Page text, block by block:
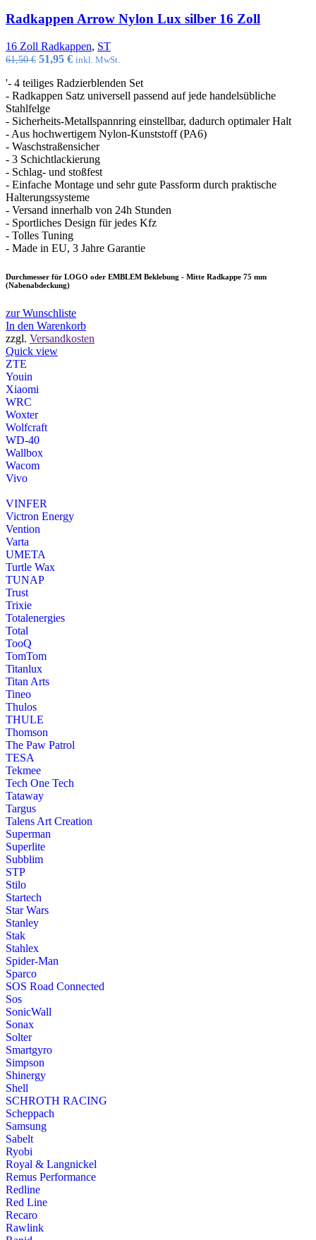
Radkappen Arrow Nylon Lux silber 16 Zoll
16 Zoll Radkappen, ST
61,50€ Ursprünglicher
war:
61,50 €
51,95 €Aktueller
ist:
51,95 €.
inkl. MwSt.
'- 4 teiliges Radzierblenden Set
- Radkappen Satz universell passend auf jede handelsübliche
Stahlfelge
- Sicherheits-Metallspannring einstellbar, dadurch optimaler Halt
- Aus hochwertigem Nylon-Kunststoff (PA6)
- Waschstraßensicher
- 3 Schichtlackierung
- Schlag- und stoßfest
- Einfache Montage und sehr gute Passform durch praktische
Halterungssysteme
- Versand innerhalb von 24h Stunden
- Sportliches Design für jedes Kfz
- Tolles Tuning
- Made in EU, 3 Jahre Garantie
Durchmesser für LOGO oder EMBLEM Beklebung - Mitte Radkappe 75 mm
(Nabenabdeckung)
zur Wunschliste
In den Warenkorb
zzgl. Versandkosten
Quick view
ZTE
Youin
Xiaomi
WRC
Woxter
Wolfcraft
WD-40
Wallbox
Wacom
Vivo
VINFER
Victron Energy
Vention
Varta
UMETA
Turtle Wax
TUNAP
Trust
Trixie
Totalenergies
Total
TooQ
TomTom
Titanlux
Titan Arts
Tineo
Thulos
THULE
Thomson
The Paw Patrol
TESA
Tekmee
Tech One Tech
Tataway
Targus
Talens Art Creation
Superman
Superlite
Subblim
STP
Stilo
Startech
Star Wars
Stanley
Stak
Stahlex
Spider-Man
Sparco
SOS Road Connected
Sos
SonicWall
Sonax
Solter
Smartgyro
Simpson
Shinergy
Shell
SCHROTH RACING
Scheppach
Samsung
Sabelt
Ryobi
Royal & Langnickel
Remus Performance
Redline
Red Line
Recaro
Rawlink